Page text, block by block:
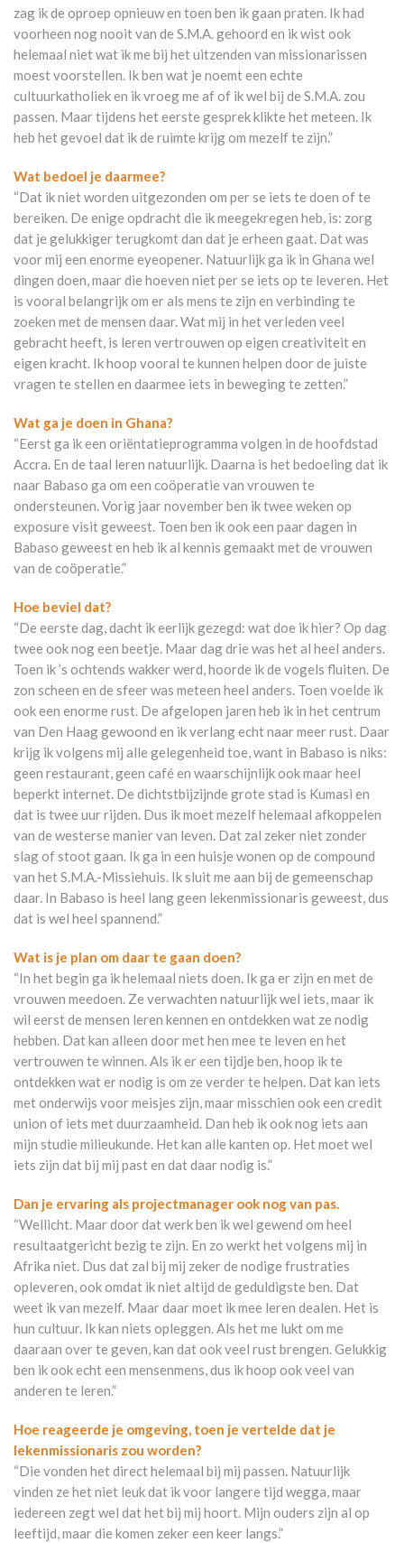
zag ik de oproep opnieuw en toen ben ik gaan praten. Ik had
voorheen nog nooit van de S.M.A. gehoord en ik wist ook
helemaal niet wat ik me bij het uitzenden van missionarissen
moest voorstellen. Ik ben wat je noemt een echte
cultuurkatholiek en ik vroeg me af of ik wel bij de S.M.A. zou
passen. Maar tijdens het eerste gesprek klikte het meteen. Ik
heb het gevoel dat ik de ruimte krijg om mezelf te zijn.”
Wat bedoel je daarmee?
“Dat ik niet worden uitgezonden om per se iets te doen of te
bereiken. De enige opdracht die ik meegekregen heb, is: zorg
dat je gelukkiger terugkomt dan dat je erheen gaat. Dat was
voor mij een enorme eyeopener. Natuurlijk ga ik in Ghana wel
dingen doen, maar die hoeven niet per se iets op te leveren. Het
is vooral belangrijk om er als mens te zijn en verbinding te
zoeken met de mensen daar. Wat mij in het verleden veel
gebracht heeft, is leren vertrouwen op eigen creativiteit en
eigen kracht. Ik hoop vooral te kunnen helpen door de juiste
vragen te stellen en daarmee iets in beweging te zetten.”
Wat ga je doen in Ghana?
“Eerst ga ik een oriëntatieprogramma volgen in de hoofdstad
Accra. En de taal leren natuurlijk. Daarna is het bedoeling dat ik
naar Babaso ga om een coöperatie van vrouwen te
ondersteunen. Vorig jaar november ben ik twee weken op
exposure visit geweest. Toen ben ik ook een paar dagen in
Babaso geweest en heb ik al kennis gemaakt met de vrouwen
van de coöperatie.”
Hoe beviel dat?
“De eerste dag, dacht ik eerlijk gezegd: wat doe ik hier? Op dag
twee ook nog een beetje. Maar dag drie was het al heel anders.
Toen ik ’s ochtends wakker werd, hoorde ik de vogels fluiten. De
zon scheen en de sfeer was meteen heel anders. Toen voelde ik
ook een enorme rust. De afgelopen jaren heb ik in het centrum
van Den Haag gewoond en ik verlang echt naar meer rust. Daar
krijg ik volgens mij alle gelegenheid toe, want in Babaso is niks:
geen restaurant, geen café en waarschijnlijk ook maar heel
beperkt internet. De dichtstbijzijnde grote stad is Kumasi en
dat is twee uur rijden. Dus ik moet mezelf helemaal afkoppelen
van de westerse manier van leven. Dat zal zeker niet zonder
slag of stoot gaan. Ik ga in een huisje wonen op de compound
van het S.M.A.-Missiehuis. Ik sluit me aan bij de gemeenschap
daar. In Babaso is heel lang geen lekenmissionaris geweest, dus
dat is wel heel spannend.”
Wat is je plan om daar te gaan doen?
“In het begin ga ik helemaal niets doen. Ik ga er zijn en met de
vrouwen meedoen. Ze verwachten natuurlijk wel iets, maar ik
wil eerst de mensen leren kennen en ontdekken wat ze nodig
hebben. Dat kan alleen door met hen mee te leven en het
vertrouwen te winnen. Als ik er een tijdje ben, hoop ik te
ontdekken wat er nodig is om ze verder te helpen. Dat kan iets
met onderwijs voor meisjes zijn, maar misschien ook een credit
union of iets met duurzaamheid. Dan heb ik ook nog iets aan
mijn studie milieukunde. Het kan alle kanten op. Het moet wel
iets zijn dat bij mij past en dat daar nodig is.”
Dan je ervaring als projectmanager ook nog van pas.
“Wellicht. Maar door dat werk ben ik wel gewend om heel
resultaatgericht bezig te zijn. En zo werkt het volgens mij in
Afrika niet. Dus dat zal bij mij zeker de nodige frustraties
opleveren, ook omdat ik niet altijd de geduldigste ben. Dat
weet ik van mezelf. Maar daar moet ik mee leren dealen. Het is
hun cultuur. Ik kan niets opleggen. Als het me lukt om me
daaraan over te geven, kan dat ook veel rust brengen. Gelukkig
ben ik ook echt een mensenmens, dus ik hoop ook veel van
anderen te leren.”
Hoe reageerde je omgeving, toen je vertelde dat je
lekenmissionaris zou worden?
“Die vonden het direct helemaal bij mij passen. Natuurlijk
vinden ze het niet leuk dat ik voor langere tijd wegga, maar
iedereen zegt wel dat het bij mij hoort. Mijn ouders zijn al op
leeftijd, maar die komen zeker een keer langs.”